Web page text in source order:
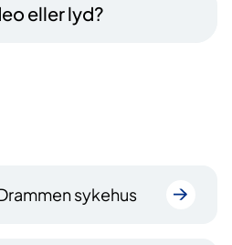
eller lyd?
sykehus